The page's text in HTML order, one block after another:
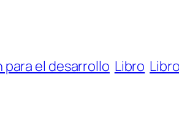
el desarrollo Libro